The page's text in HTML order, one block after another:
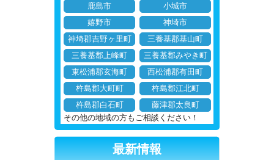
鹿島市
小城市
嬉野市
神埼市
神埼郡吉野ヶ里町
三養基郡基山町
三養基郡上峰町
三養基郡みやき町
東松浦郡玄海町
西松浦郡有田町
杵島郡大町町
杵島郡江北町
杵島郡白石町
藤津郡太良町
その他の地域の方もご相談ください！
最新情報